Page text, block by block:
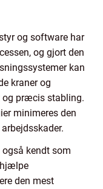
og software har
og gjort den
kan
kraner og
og præcis stabling.
minimeres den
kendt som
den mest